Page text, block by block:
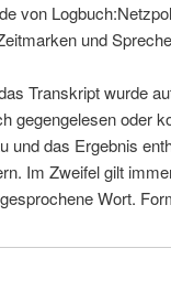
von
und
Transkript wurde
gegengelesen oder
und das Ergebnis
Im Zweifel gilt
Wort.